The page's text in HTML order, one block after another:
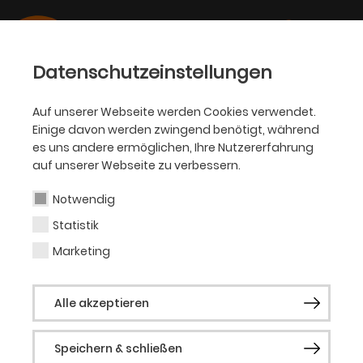
Datenschutzeinstellungen
Auf unserer Webseite werden Cookies verwendet.
Einige davon werden zwingend benötigt, während
es uns andere ermöglichen, Ihre Nutzererfahrung
auf unserer Webseite zu verbessern.
Notwendig
Statistik
Marketing
Alle akzeptieren
Speichern & schließen
OPER
Martina Vinazza
Tänzerin (Gast)
Die gebürtige Italienerin Martina Vinazza
wurde an der École Supériore de danse
jazz in Nizza von Serge Alzetta persönlich
unterrichtet. Weitere Stationen ihrer